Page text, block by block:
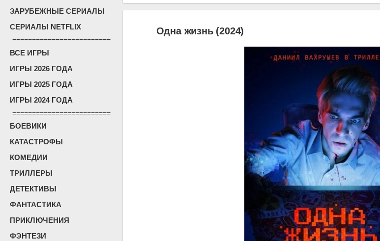
ЗАРУБЕЖНЫЕ СЕРИАЛЫ
СЕРИАЛЫ NETFLIX
=========================
ВСЕ ИГРЫ
ИГРЫ 2026 ГОДА
ИГРЫ 2025 ГОДА
ИГРЫ 2024 ГОДА
=========================
БОЕВИКИ
КАТАСТРОФЫ
КОМЕДИИ
ТРИЛЛЕРЫ
ДЕТЕКТИВЫ
ФАНТАСТИКА
ПРИКЛЮЧЕНИЯ
ФЭНТЕЗИ
Одна жизнь (2024)